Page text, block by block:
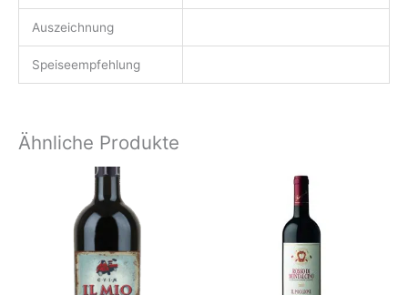
Auszeichnung
Speiseempfehlung
Ähnliche Produkte